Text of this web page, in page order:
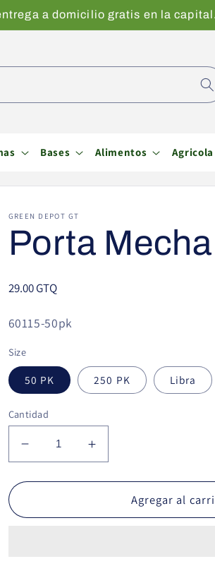
a domicilio gratis en la capital.
Bases Alimentos Agricola
GREEN DEPOT GT
Porta
Precio
29.00 GTQ
SKU:
60115-50pk
Size
50 PK 250 PK Libra
Cantidad
Reducir
cantidad
para
Mecha
Aumentar
cantidad
para
Mecha
Agregar al